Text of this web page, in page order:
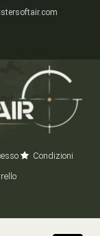
Condizioni